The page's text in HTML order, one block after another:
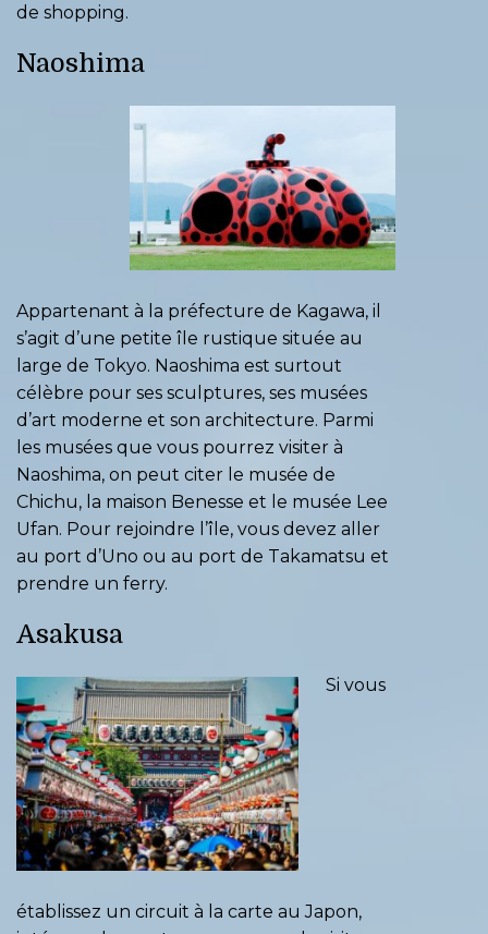
de shopping.
Naoshima
Appartenant à la préfecture de Kagawa, il
s’agit d’une petite île rustique située au
large de Tokyo. Naoshima est surtout
célèbre pour ses sculptures, ses musées
d’art moderne et son architecture. Parmi
les musées que vous pourrez visiter à
Naoshima, on peut citer le musée de
Chichu, la maison Benesse et le musée Lee
Ufan. Pour rejoindre l’île, vous devez aller
au port d’Uno ou au port de Takamatsu et
prendre un ferry.
Asakusa
Si vous
établissez un circuit à la carte au Japon,